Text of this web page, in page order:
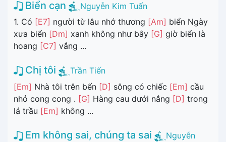
Biển cạn
Nguyễn Kim Tuấn
1. Có [E7] người từ lâu nhớ thương [Am] biển Ngày
xưa biển [Dm] xanh không như bây [G] giờ biển là
hoang [C7] vắng ...
Chị tôi
Trần Tiến
[Em] Nhà tôi trên bến [D] sông có chiếc [Em] cầu
nhỏ cong cong . [G] Hàng cau dưới nắng [D] trong
lá trầu [Em] không ...
Em không sai, chúng ta sai
Nguyễn